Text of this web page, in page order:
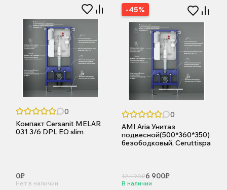
0
Компакт Cersanit MELAR
031 3/6 DPL EO slim
0₽
Нет в наличии
-45%
0
AMI Aria Унитаз
подвесной(500*360*350)
безободковый, Ceruttispa
12 490₽6 900₽
В наличии